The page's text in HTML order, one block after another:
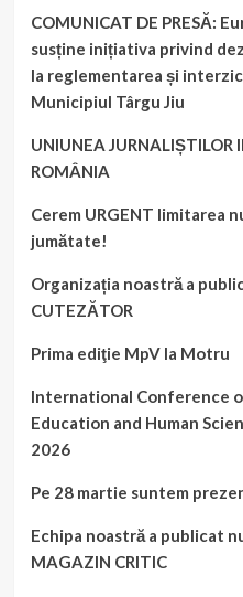
COMUNICAT DE PRESĂ:
susține inițiativa privind
la reglementarea și
Municipiul Târgu Jiu
UNIUNEA JURNALIȘTILOR
ROMÂNIA
Cerem URGENT limitarea
jumătate!
Organizația noastră a
CUTEZĂTOR
Prima ediţie MpV la Motru
International Conference
Education and Human
2026
Pe 28 martie suntem
Echipa noastră a publicat
MAGAZIN CRITIC